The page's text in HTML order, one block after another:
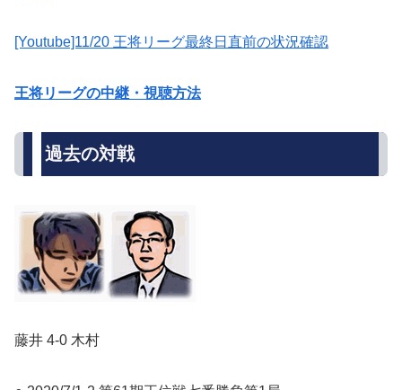
[Youtube]11/20 王将リーグ最終日直前の状況確認
王将リーグの中継・視聴方法
過去の対戦
藤井 4-0 木村